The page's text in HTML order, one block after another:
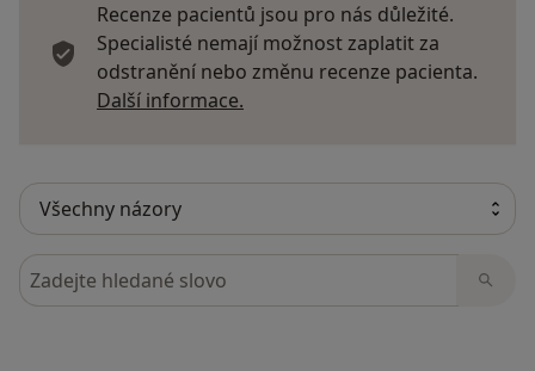
Recenze pacientů jsou pro nás důležité.
Specialisté nemají možnost zaplatit za
odstranění nebo změnu recenze pacienta.
Další informace.
Hledejte v názorech